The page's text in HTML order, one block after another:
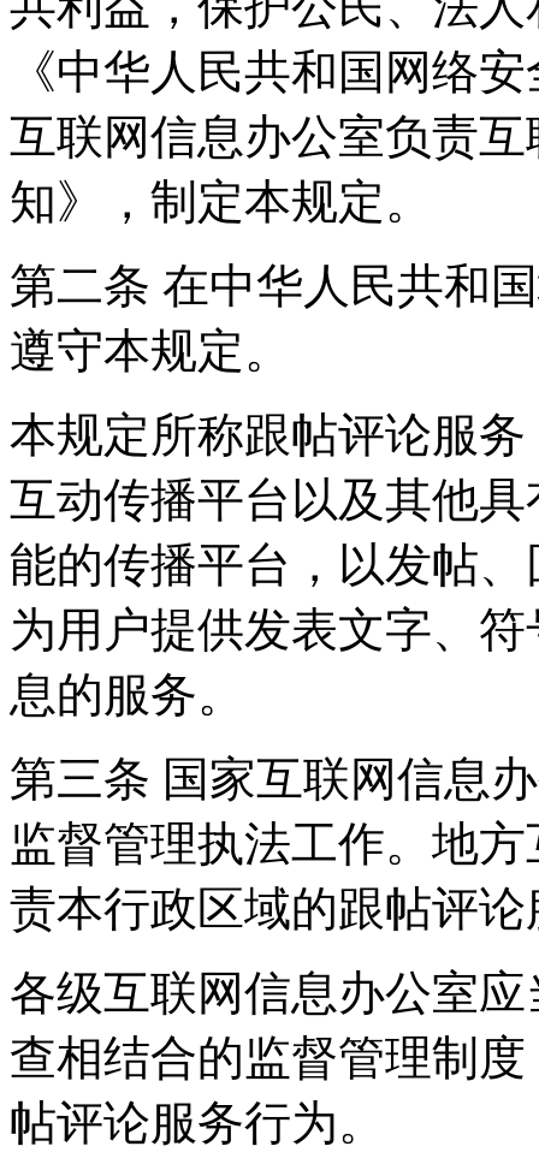
《中华人民共和国网络
互联网信息办公室负责
知》，制定本规定。
第二条 在中华人民共和
遵守本规定。
本规定所称跟帖评论服
互动传播平台以及其他
能的传播平台，以发帖
为用户提供发表文字、
息的服务。
第三条 国家互联网信息
监督管理执法工作。地
责本行政区域的跟帖评
各级互联网信息办公室
查相结合的监督管理制
帖评论服务行为。